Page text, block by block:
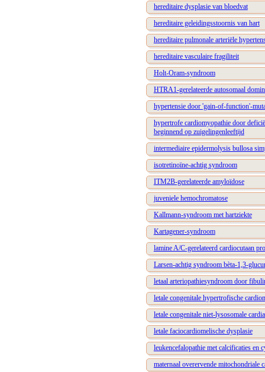
hereditaire dysplasie van bloedvat
hereditaire geleidingsstoornis van hart
hereditaire pulmonale arteriële
hereditaire vasculaire fragiliteit
Holt-Oram-syndroom
HTRA1-gerelateerde autosomaal
hypertensie door 'gain-of-function'-
hypertrofe cardiomyopathie door
beginnend op zuigelingenleeftijd
intermediaire epidermolysis bullosa
isotretinoïne-achtig syndroom
ITM2B-gerelateerde amyloïdose
juveniele hemochromatose
Kallmann-syndroom met hartziekte
Kartagener-syndroom
lamine A/C-gerelateerd cardiocutaan
Larsen-achtig syndroom bèta-1,3-
letaal arteriopathiesyndroom door
letale congenitale hypertrofische
letale congenitale niet-lysosomale
letale faciocardiomelische dysplasie
leukencefalopathie met calcificaties en
maternaal overervende mitochondriale